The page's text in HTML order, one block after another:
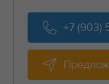
+7 (903)